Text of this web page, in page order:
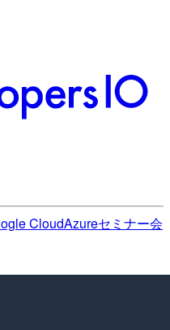
CloudAzureセミナー会